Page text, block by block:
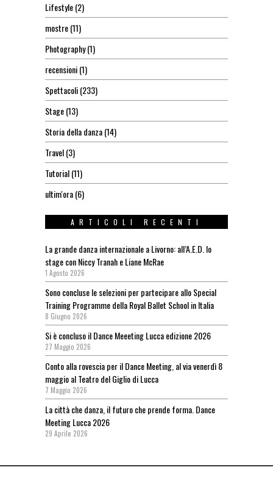
Lifestyle(2)
mostre(11)
Photography(1)
recensioni(1)
Spettacoli(233)
Stage(13)
Storia della danza(14)
Travel(3)
Tutorial(11)
ultim'ora(6)
ARTICOLI RECENTI
La grande danza internazionale a Livorno: all’A.E.D. lo
stage con Niccy Tranah e Liane McRae
1 Agosto 2026
Sono concluse le selezioni per partecipare allo Special
Training Programme della Royal Ballet School in Italia
8 Giugno 2026
Si è concluso il Dance Meeeting Lucca edizione 2026
27 Maggio 2026
Conto alla rovescia per il Dance Meeting, al via venerdì 8
maggio al Teatro del Giglio di Lucca
7 Maggio 2026
La città che danza, il futuro che prende forma. Dance
Meeting Lucca 2026
29 Aprile 2026